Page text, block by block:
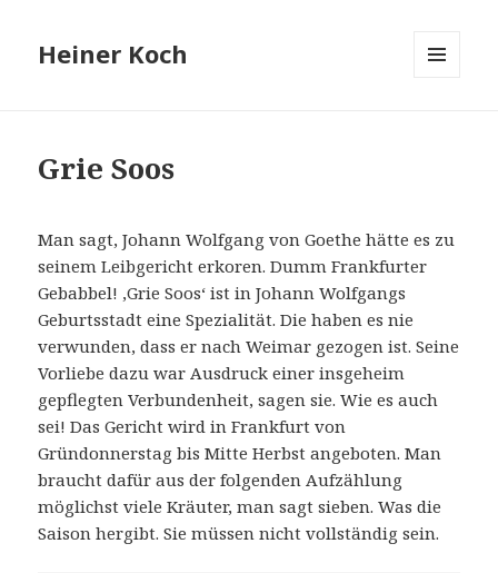
Heiner Koch
Grie Soos
Man sagt, Johann Wolfgang von Goethe hätte es zu
seinem Leibgericht erkoren. Dumm Frankfurter
Gebabbel! ,Grie Soos‘ ist in Johann Wolfgangs
Geburtsstadt eine Spezialität. Die haben es nie
verwunden, dass er nach Weimar gezogen ist. Seine
Vorliebe dazu war Ausdruck einer insgeheim
gepflegten Verbundenheit, sagen sie. Wie es auch
sei! Das Gericht wird in Frankfurt von
Gründonnerstag bis Mitte Herbst angeboten. Man
braucht dafür aus der folgenden Aufzählung
möglichst viele Kräuter, man sagt sieben. Was die
Saison hergibt. Sie müssen nicht vollständig sein.